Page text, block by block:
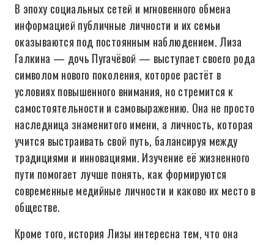
В эпоху социальных сетей и мгновенного обмена
информацией публичные личности и их семьи
оказываются под постоянным наблюдением. Лиза
Галкина — дочь Пугачёвой — выступает своего рода
символом нового поколения, которое растёт в
условиях повышенного внимания, но стремится к
самостоятельности и самовыражению. Она не просто
наследница знаменитого имени, а личность, которая
учится выстраивать свой путь, балансируя между
традициями и инновациями. Изучение её жизненного
пути помогает лучше понять, как формируются
современные медийные личности и каково их место в
обществе.
Кроме того, история Лизы интересна тем, что она